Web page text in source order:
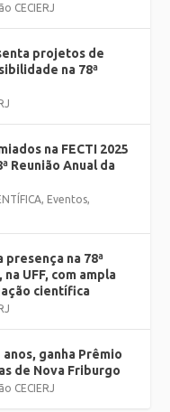
CECIERJ
projetos de
na 78ª
na FECTI 2025
Reunião Anual da
, Eventos,
presença na 78ª
na UFF, com ampla
científica
ganha Prêmio
de Nova Friburgo
CECIERJ